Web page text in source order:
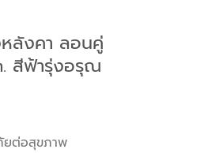
หลังคา ลอนคู่
สีฟ้ารุ่งอรุณ
ยต่อสุขภาพ